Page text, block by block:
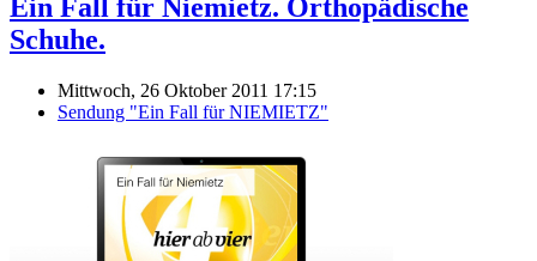
Ein Fall für Niemietz. Orthopädische
Schuhe.
Mittwoch, 26 Oktober 2011 17:15
Sendung "Ein Fall für NIEMIETZ"